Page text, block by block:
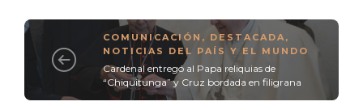
COMUNICACIÓN , DESTACADA ,
NOTICIAS DEL PAÍS Y EL MUNDO
Cardenal entregó al Papa reliquias de
“Chiquitunga” y Cruz bordada en filigrana